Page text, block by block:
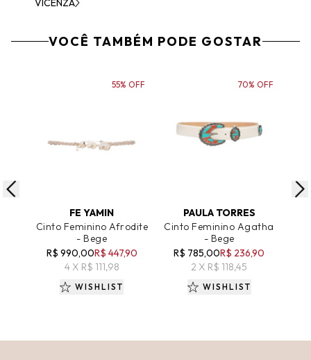
VICENZA
VOCÊ TAMBÉM PODE GOSTAR
FE YAMIN
Cinto Feminino Afrodite
- Bege
R$ 990,00R$ 447,90
4 X R$ 111,98
55% OFF
WISHLIST
PAULA TORRES
Cinto Feminino Agatha
- Bege
R$ 785,00R$ 236,90
2 X R$ 118,45
70% OFF
WISHLIST